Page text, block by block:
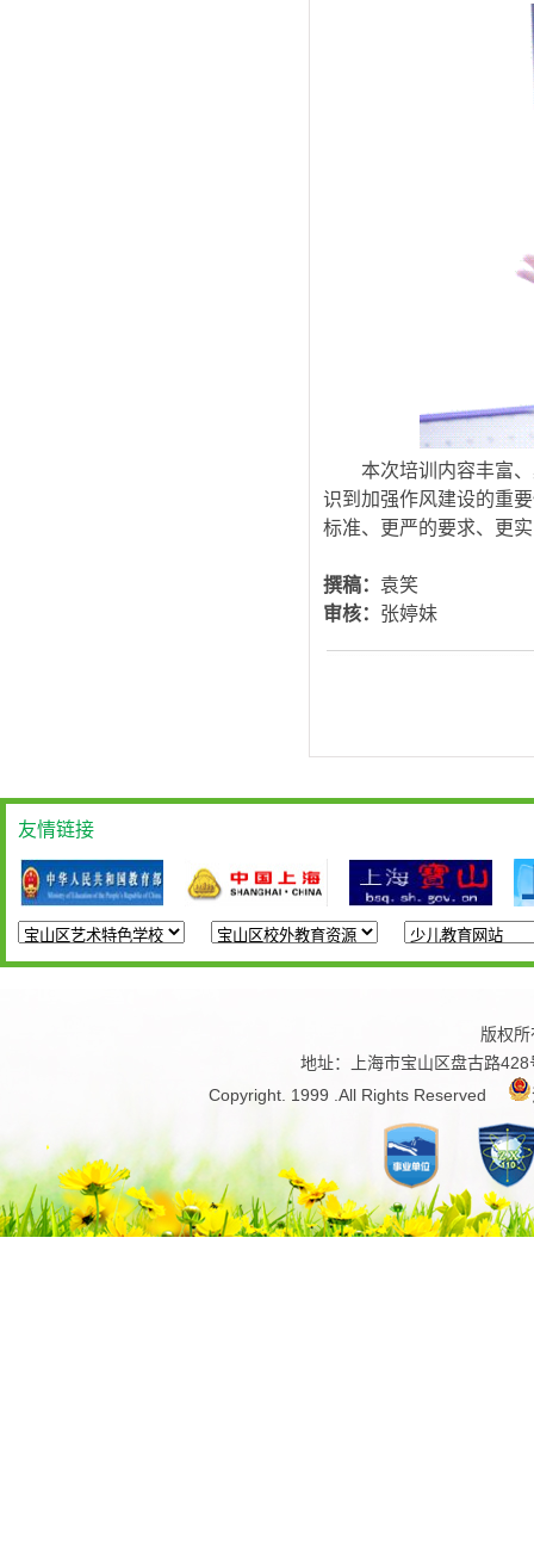
本次培训内容丰富
识到加强作风建设的重
标准、更严的要求、更
撰稿：袁笑
审核： 张婷妹
友情链接
版权
地址：上海市宝山区盘古路
Copyright. 1999 .All Rights Reserved